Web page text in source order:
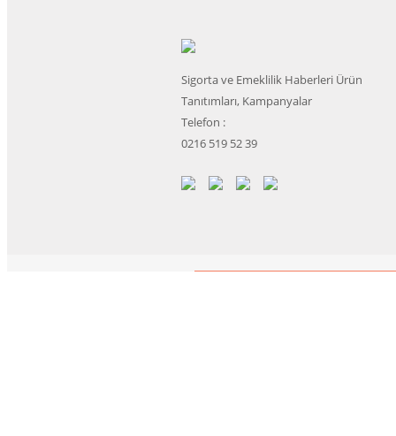
Sigorta ve Emeklilik Haberleri Ürün
Tanıtımları, Kampanyalar
Telefon :
0216 519 52 39